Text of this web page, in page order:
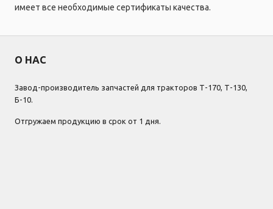
имеет все необходимые сертификаты качества.
О НАС
Завод-производитель запчастей для тракторов Т-170, Т-130,
Б-10.
Отгружаем продукцию в срок от 1 дня.